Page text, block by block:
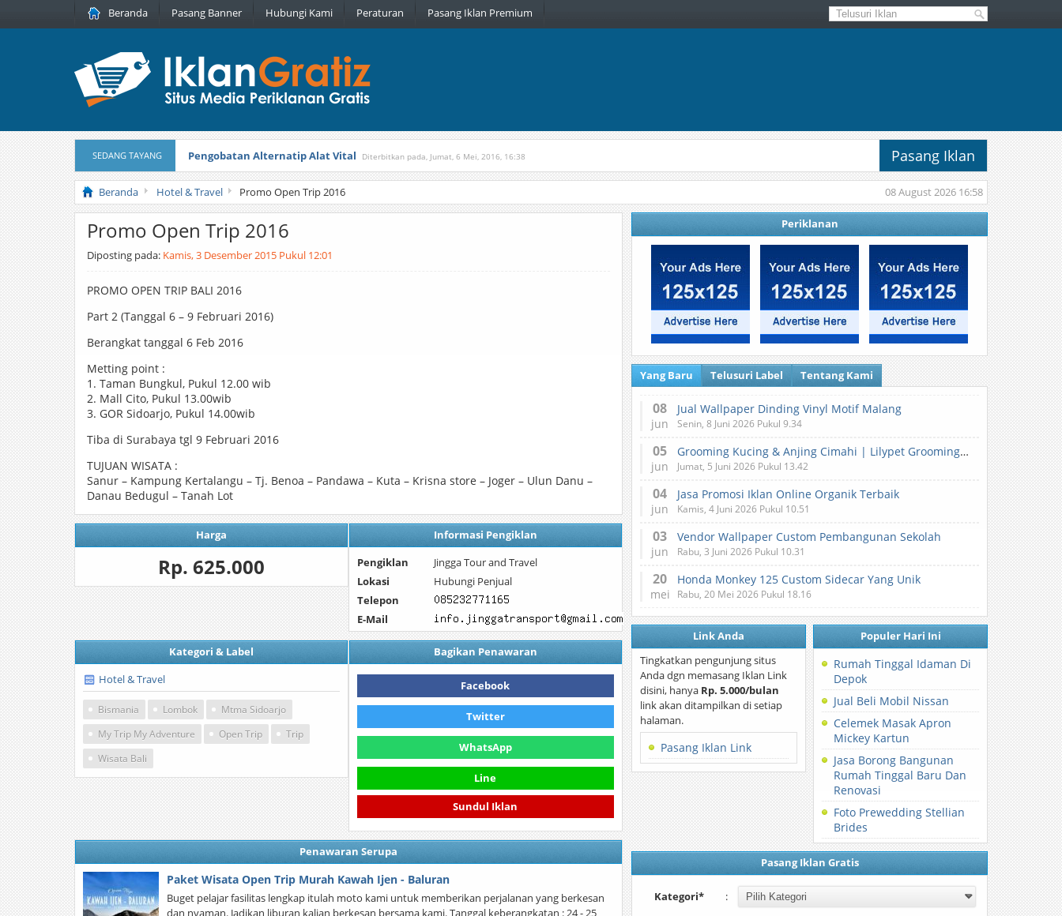
Beranda Pasang Banner Hubungi Kami Peraturan Pasang Iklan Premium
SEDANG TAYANG Pasang Iklan
Pengobatan Alternatip Alat Vital Diterbitkan pada, Jumat, 6 Mei, 2016, 16:38
Pita Cantik Pesona Diterbitkan pada, Kamis, 16 Februari, 2017, 21:34 08 August 2026 16:58
Beranda Hotel & Travel Promo Open Trip 2016
Promo Open Trip 2016
Diposting pada: Kamis, 3 Desember 2015 Pukul 12:01
PROMO OPEN TRIP BALI 2016
Part 2 (Tanggal 6 – 9 Februari 2016)
Berangkat tanggal 6 Feb 2016
Metting point :
1. Taman Bungkul, Pukul 12.00 wib
2. Mall Cito, Pukul 13.00wib
3. GOR Sidoarjo, Pukul 14.00wib
Tiba di Surabaya tgl 9 Februari 2016
TUJUAN WISATA :
Sanur – Kampung Kertalangu – Tj. Benoa – Pandawa – Kuta – Krisna store – Joger – Ulun Danu –
Danau Bedugul – Tanah Lot
Harga
Rp. 625.000
Informasi Pengiklan
Pengiklan
Jingga Tour and Travel
Lokasi
Hubungi Penjual
Telepon
E-Mail
Kategori & Label
Hotel & Travel
Bismania Lombok
Mtma Sidoarjo
My Trip My Adventure
Open Trip
Trip
Wisata Bali
Bagikan Penawaran
Facebook
Twitter
WhatsApp
Line
Sundul Iklan
Penawaran Serupa
Paket Wisata Open Trip Murah Kawah Ijen - Baluran
Buget pelajar fasilitas lengkap itulah moto kami untuk memberikan perjalanan yang berkesan
dan nyaman. Jadikan liburan kalian berkesan bersama kami. Tanggal keberangkatan : 24 - 25
Periklanan
Yang Baru Telusuri Label Tentang Kami
08
jun
Jual Wallpaper Dinding Vinyl Motif Malang
Senin, 8 Juni 2026 Pukul 9.34
05
jun
Grooming Kucing & Anjing Cimahi | Lilypet Grooming & Pet Hotel
Jumat, 5 Juni 2026 Pukul 13.42
04
jun
Jasa Promosi Iklan Online Organik Terbaik
Kamis, 4 Juni 2026 Pukul 10.51
03
jun
Vendor Wallpaper Custom Pembangunan Sekolah
Rabu, 3 Juni 2026 Pukul 10.31
20
mei
Honda Monkey 125 Custom Sidecar Yang Unik
Rabu, 20 Mei 2026 Pukul 18.16
Link Anda
Tingkatkan pengunjung situs
Anda dgn memasang Iklan Link
disini, hanya Rp. 5.000/bulan
link akan ditampilkan di setiap
halaman.
Pasang Iklan Link
Populer Hari Ini
Rumah Tinggal Idaman Di
Depok
Jual Beli Mobil Nissan
Celemek Masak Apron
Mickey Kartun
Jasa Borong Bangunan
Rumah Tinggal Baru Dan
Renovasi
Foto Prewedding Stellian
Brides
Pasang Iklan Gratis
Kategori* :